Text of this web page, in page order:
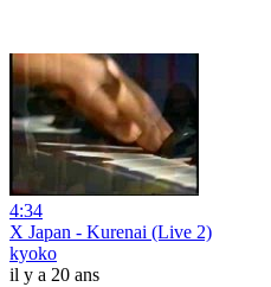
4:34
X Japan - Kurenai (Live 2)
kyoko
il y a 20 ans